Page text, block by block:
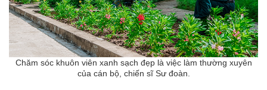
Chăm sóc khuôn viên xanh sạch đẹp là việc làm thường xuyên
của cán bộ, chiến sĩ Sư đoàn.